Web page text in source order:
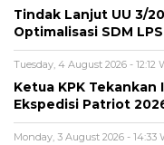
Tindak Lanjut UU 3/
Optimalisasi SDM
Tuesday, 4 August 2026 - 12:12
Ketua KPK
Ekspedisi Patriot
Monday, 3 August 2026 - 14:33